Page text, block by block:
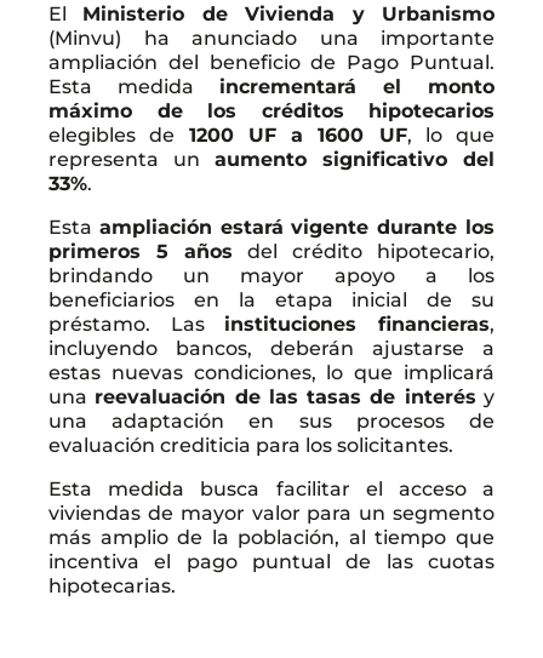
El Ministerio de Vivienda y Urbanismo
(Minvu) ha anunciado una importante
ampliación del beneficio de Pago Puntual.
Esta medida incrementará el monto
máximo de los créditos hipotecarios
elegibles de 1200 UF a 1600 UF, lo que
representa un aumento significativo del
33%.
Esta ampliación estará vigente durante los
primeros 5 años del crédito hipotecario,
brindando un mayor apoyo a los
beneficiarios en la etapa inicial de su
préstamo. Las instituciones financieras,
incluyendo bancos, deberán ajustarse a
estas nuevas condiciones, lo que implicará
una reevaluación de las tasas de interés y
una adaptación en sus procesos de
evaluación crediticia para los solicitantes.
Esta medida busca facilitar el acceso a
viviendas de mayor valor para un segmento
más amplio de la población, al tiempo que
incentiva el pago puntual de las cuotas
hipotecarias.